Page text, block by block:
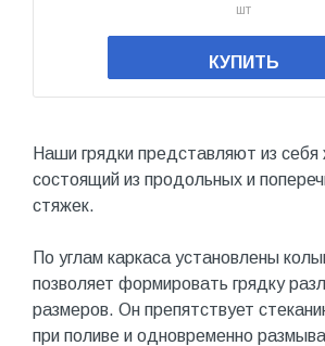
шт
КУПИТЬ
Наши грядки представляют из себя
состоящий из продольных и
стяжек.
По углам каркаса установлены
позволяет формировать грядку
размеров. Он препятствует
при поливе и одновременно